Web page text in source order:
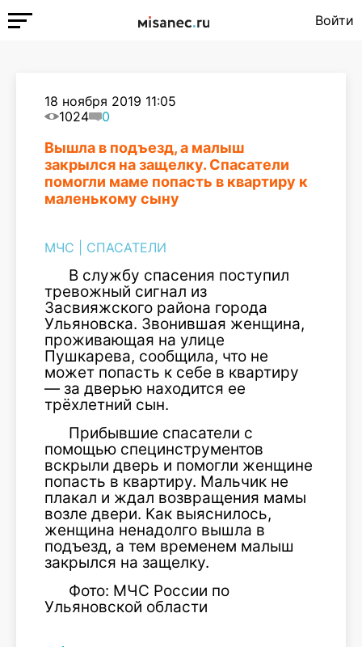
Войти
18 ноября 2019 11:05
1024
0
Вышла в подъезд, а малыш
закрылся на защелку. Спасатели
помогли маме попасть в квартиру к
маленькому сыну
МЧС СПАСАТЕЛИ
В службу спасения поступил
тревожный сигнал из
Засвияжского района города
Ульяновска. Звонившая женщина,
проживающая на улице
Пушкарева, сообщила, что не
может попасть к себе в квартиру
— за дверью находится ее
трёхлетний сын.
Прибывшие спасатели с
помощью специнструментов
вскрыли дверь и помогли женщине
попасть в квартиру. Мальчик не
плакал и ждал возвращения мамы
возле двери. Как выяснилось,
женщина ненадолго вышла в
подъезд, а тем временем малыш
закрылся на защелку.
Фото: МЧС России по
Ульяновской области